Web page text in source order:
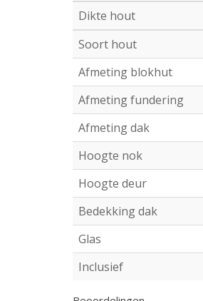
Dikte hout
Soort hout
Afmeting blokhut
Afmeting fundering
Afmeting dak
Hoogte nok
Hoogte deur
Bedekking dak
Glas
Inclusief